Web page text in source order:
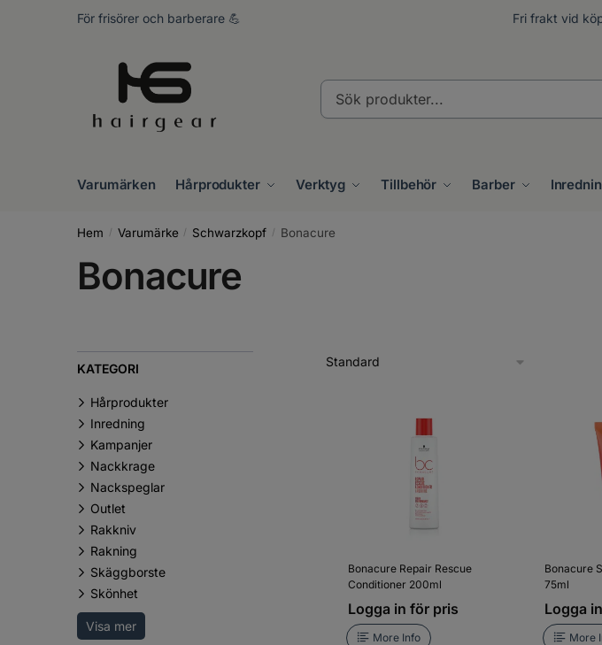
För frisörer och barberare 💪 Fri frakt vid
Sök
produkter...
Varumärken Hårprodukter Verktyg Tillbehör Barber
Hem / Varumärke / Schwarzkopf / Bonacure
Bonacure
KATEGORI
Hårprodukter
Inredning
Kampanjer
Nackkrage
Nackspeglar
Outlet
Rakkniv
Rakning
Skäggborste
Skönhet
Visa mer
Bonacure Repair Rescue
Conditioner 200ml
Logga in för pris
More Info
Bonacure
75ml
Logga
More